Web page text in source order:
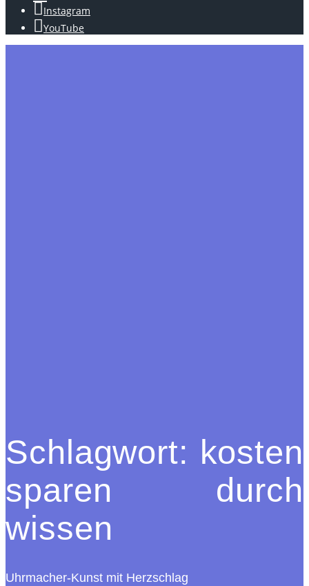
Instagram
YouTube
Schlagwort: kosten
sparen durch
wissen
Uhrmacher-Kunst mit Herzschlag